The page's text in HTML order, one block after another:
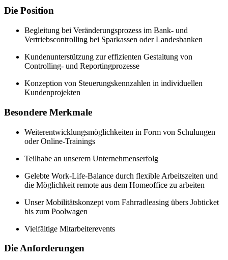
Die Position
Begleitung bei Veränderungsprozess im Bank- und
Vertriebscontrolling bei Sparkassen oder Landesbanken
Kundenunterstützung zur effizienten Gestaltung von
Controlling- und Reportingprozesse
Konzeption von Steuerungskennzahlen in individuellen
Kundenprojekten
Besondere Merkmale
Weiterentwicklungsmöglichkeiten in Form von Schulungen
oder Online-Trainings
Teilhabe an unserem Unternehmenserfolg
Gelebte Work-Life-Balance durch flexible Arbeitszeiten und
die Möglichkeit remote aus dem Homeoffice zu arbeiten
Unser Mobilitätskonzept vom Fahrradleasing übers Jobticket
bis zum Poolwagen
Vielfältige Mitarbeiterevents
Die Anforderungen